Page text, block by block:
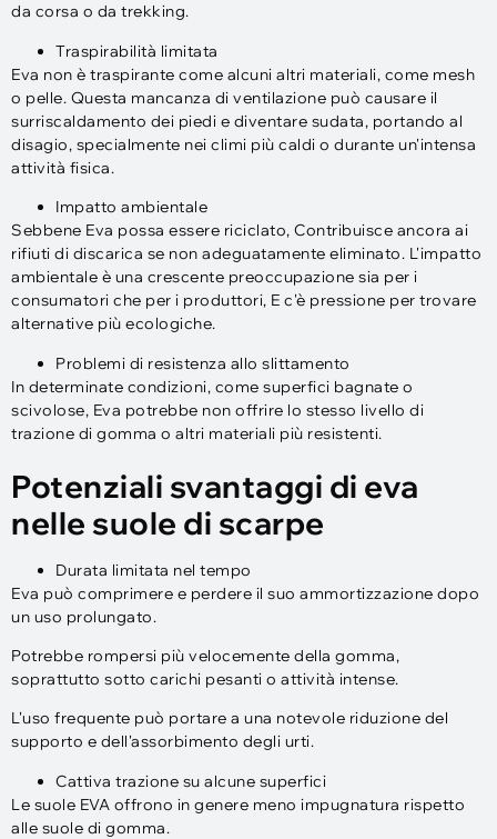
da corsa o da trekking.
Traspirabilità limitata
Eva non è traspirante come alcuni altri materiali, come mesh
o pelle. Questa mancanza di ventilazione può causare il
surriscaldamento dei piedi e diventare sudata, portando al
disagio, specialmente nei climi più caldi o durante un'intensa
attività fisica.
Impatto ambientale
Sebbene Eva possa essere riciclato, Contribuisce ancora ai
rifiuti di discarica se non adeguatamente eliminato. L'impatto
ambientale è una crescente preoccupazione sia per i
consumatori che per i produttori, E c'è pressione per trovare
alternative più ecologiche.
Problemi di resistenza allo slittamento
In determinate condizioni, come superfici bagnate o
scivolose, Eva potrebbe non offrire lo stesso livello di
trazione di gomma o altri materiali più resistenti.
Potenziali svantaggi di eva
nelle suole di scarpe
Durata limitata nel tempo
Eva può comprimere e perdere il suo ammortizzazione dopo
un uso prolungato.
Potrebbe rompersi più velocemente della gomma,
soprattutto sotto carichi pesanti o attività intense.
L'uso frequente può portare a una notevole riduzione del
supporto e dell'assorbimento degli urti.
Cattiva trazione su alcune superfici
Le suole EVA offrono in genere meno impugnatura rispetto
alle suole di gomma.